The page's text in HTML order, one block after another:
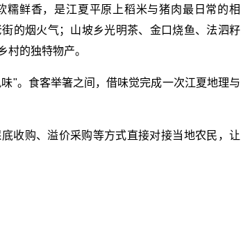
鲜香，是江夏平原上稻米与猪肉最日常的相
的烟火气；山坡乡光明茶、金口烧鱼、法泗籽
的独特物产。
"。食客举箸之间，借味觉完成一次江夏地理与
收购、溢价采购等方式直接对接当地农民，让